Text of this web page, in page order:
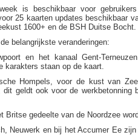
is beschikbaar voor
25 kaarten updates beschikbaar
1600+ en de BSH Duitse Bocht.
belangrijkste veranderingen:
en het kanaal Gent-
karakters staan op de kaart.
Hompels, voor de kust van
dit geldt ook voor de werkbetonning
Britse gedeelte van de Noordzee
Neuwerk en bij het Accumer Ee